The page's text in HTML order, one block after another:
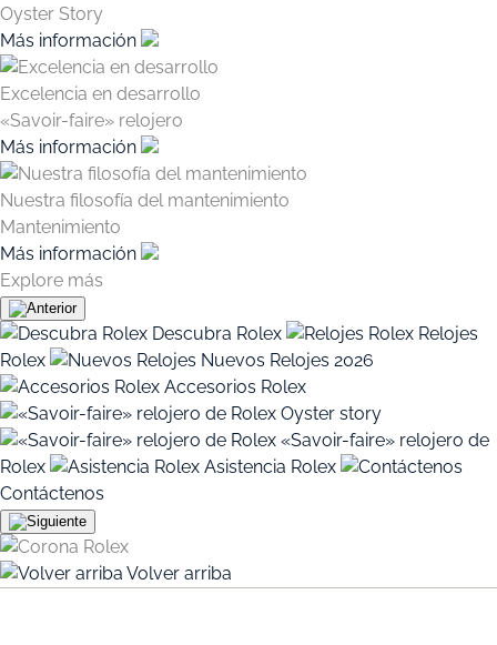
Oyster Story
Más información
Excelencia en desarrollo
«Savoir-faire» relojero
Más información
Nuestra filosofía del mantenimiento
Mantenimiento
Más información
Explore más
Descubra Rolex
Relojes
Rolex
Nuevos Relojes 2026
Accesorios Rolex
Oyster story
«Savoir-faire» relojero de
Rolex
Asistencia Rolex
Contáctenos
Volver arriba